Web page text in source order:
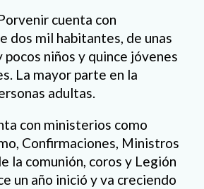
cuenta con
dos mil habitantes, de unas
niños y quince jóvenes
La mayor parte en la
adultas.
con ministerios como
Confirmaciones, Ministros
la comunión, coros y Legión
un año inició y va creciendo